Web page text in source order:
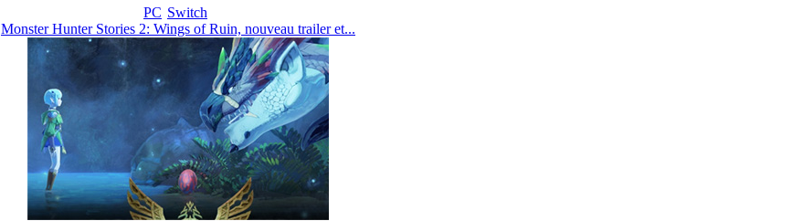
PC Switch
Monster Hunter Stories 2: Wings of Ruin, nouveau trailer et...